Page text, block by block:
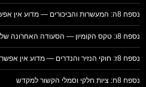
נספח 8ה: המעשרות והביכורים — מדוע אין אפשרות לקיימם כיום
נספח 8ו: טקס הקומיון — הסעודה האחרונה של ישוע הייתה פסח
נספח 8ז: חוקי הנזיר והנדרים — מדוע אין אפשרות לקיימם כיום
נספח 8ח: ציות חלקי וסמלי הקשור למקדש